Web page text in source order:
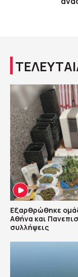
Εξαρθρώθηκε
Αθήνα και
συλλήψεις